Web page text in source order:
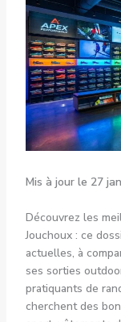
Mis à jour le 27
Découvrez les
Jouchoux : ce
actuelles, à
ses sorties
pratiquants de
cherchent des